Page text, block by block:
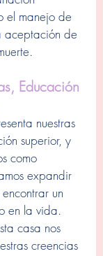
el manejo de
aceptación de
Educación
nuestras
superior, y
como
expandir
un
en la vida.
casa nos
creencias